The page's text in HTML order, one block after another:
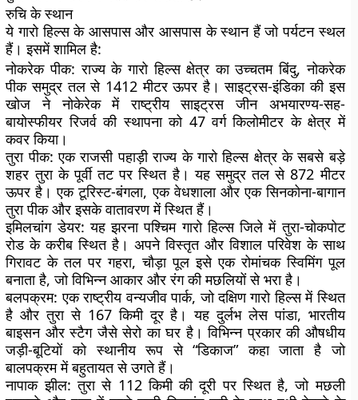
रुचि के स्थान
ये गारो हिल्स के आसपास और आसपास के स्थान हैं जो पर्यटन स्थल
हैं। इसमें शामिल है:
नोकरेक पीक:राज्य के गारो हिल्स क्षेत्र का उच्चतम बिंदु, नोकरेक
पीक समुद्र तल से 1412 मीटर ऊपर है। साइट्रस-इंडिका की इस
खोज ने नोकेरेक में राष्ट्रीय साइट्रस जीन अभयारण्य-सह-
बायोस्फीयर रिजर्व की स्थापना को 47 वर्ग किलोमीटर के क्षेत्र में
कवर किया।
तुरा पीक: एक राजसी पहाड़ी राज्य के गारो हिल्स क्षेत्र के सबसे बड़े
शहर तुरा के पूर्वी तट पर स्थित है। यह समुद्र तल से 872 मीटर
ऊपर है। एक टूरिस्ट-बंगला, एक वेधशाला और एक सिनकोना-बागान
तुरा पीक और इसके वातावरण में स्थित हैं।
इमिलचांग डेयर: यह झरना पश्चिम गारो हिल्स जिले में तुरा-चोकपोट
रोड के करीब स्थित है। अपने विस्तृत और विशाल परिवेश के साथ
गिरावट के तल पर गहरा, चौड़ा पूल इसे एक रोमांचक स्विमिंग पूल
बनाता है, जो विभिन्न आकार और रंग की मछलियों से भरा है।
बलपक्रम: एक राष्ट्रीय वन्यजीव पार्क, जो दक्षिण गारो हिल्स में स्थित
है और तुरा से 167 किमी दूर है। यह दुर्लभ लेस पांडा, भारतीय
बाइसन और स्टैग जैसे सेरो का घर है। विभिन्न प्रकार की औषधीय
जड़ी-बूटियों को स्थानीय रूप से “डिकाज” कहा जाता है जो
बालपक्रम में बहुतायत से उगते हैं।
नापाक झील: तुरा से 112 किमी की दूरी पर स्थित है, जो मछली